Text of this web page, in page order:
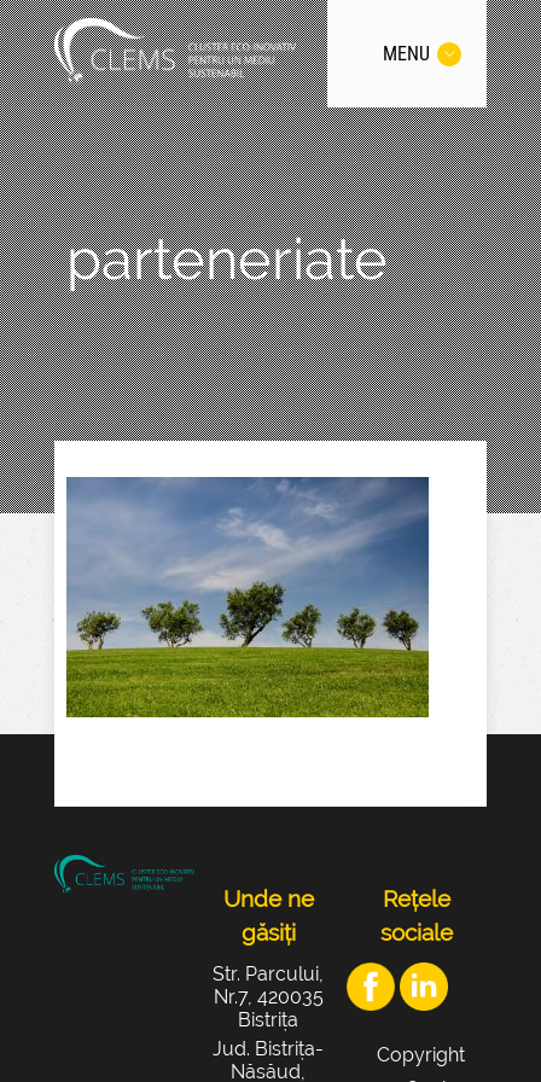
MENU
parteneriate
Unde ne
găsiți
Str. Parcului,
Nr.7, 420035
Bistrița
Jud. Bistrița-
Năsăud,
Rețele
sociale
Copyright